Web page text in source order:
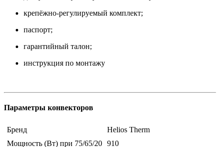
крепёжно-регулируемый комплект;
паспорт;
гарантийный талон;
инструкция по монтажу
Параметры конвекторов
Бренд
Helios Therm
Мощность (Вт) при 75/65/20 910